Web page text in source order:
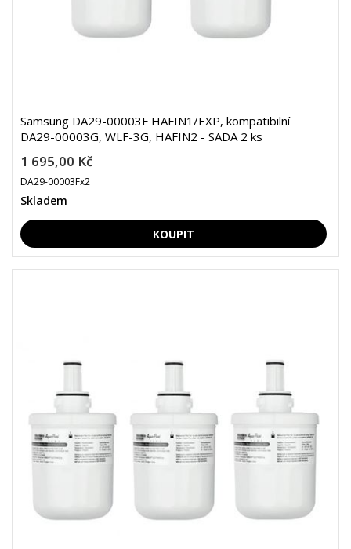
Samsung DA29-00003F HAFIN1/EXP, kompatibilní
DA29-00003G, WLF-3G, HAFIN2 - SADA 2 ks
1 695,00 Kč
DA29-00003Fx2
Skladem